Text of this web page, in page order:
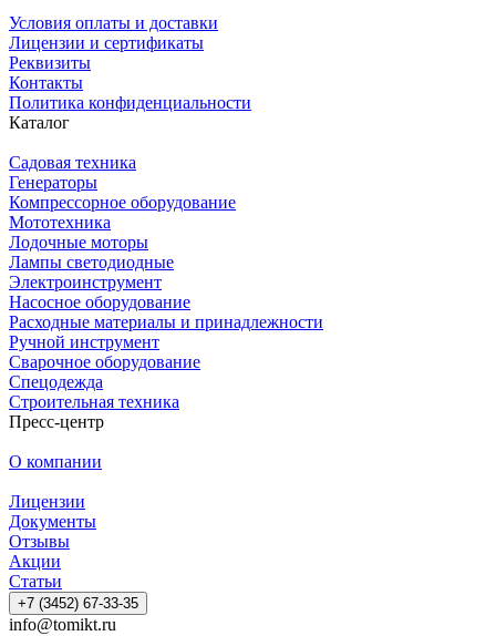
Условия оплаты и доставки
Лицензии и сертификаты
Реквизиты
Контакты
Политика конфиденциальности
Каталог
Садовая техника
Генераторы
Компрессорное оборудование
Мототехника
Лодочные моторы
Лампы светодиодные
Электроинструмент
Насосное оборудование
Расходные материалы и принадлежности
Ручной инструмент
Сварочное оборудование
Спецодежда
Строительная техника
Пресс-центр
О компании
Лицензии
Документы
Отзывы
Акции
Статьи
+7 (3452) 67-33-35
info@tomikt.ru